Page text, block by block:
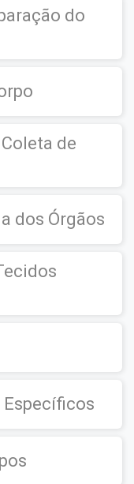
do
de
dos Órgãos
Específicos